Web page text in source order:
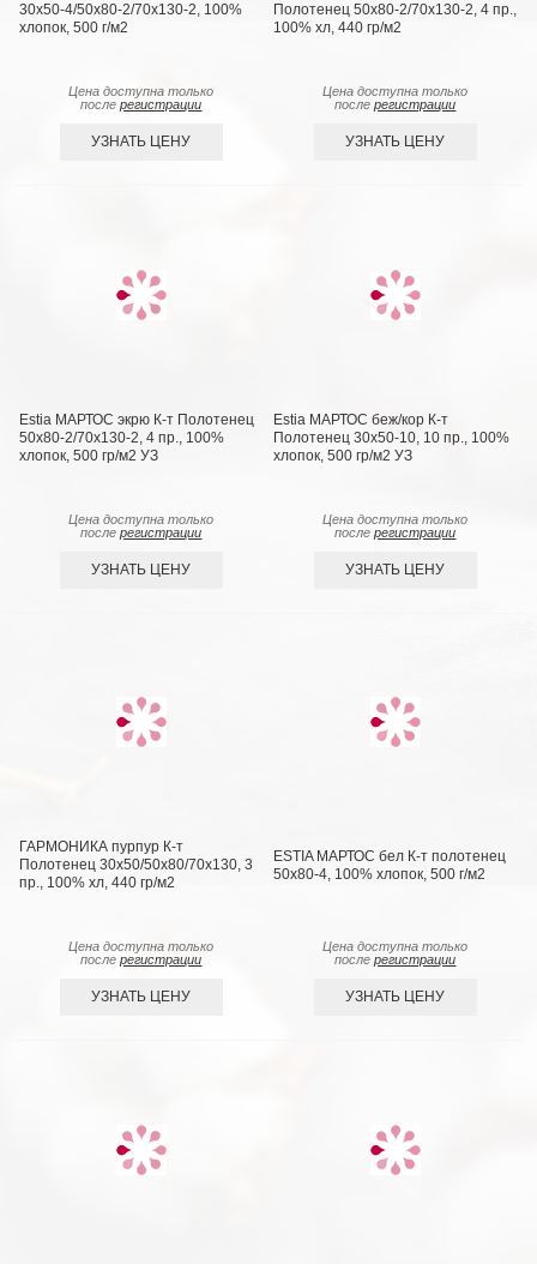
30х50-4/50х80-2/70х130-2, 100%
хлопок, 500 г/м2
Цена доступна только
послерегистрации
УЗНАТЬ ЦЕНУ
Полотенец 50х80-2/70х130-2, 4 пр.,
100% хл, 440 гр/м2
Цена доступна только
послерегистрации
УЗНАТЬ ЦЕНУ
Estia МАРТОС экрю К-т Полотенец
50х80-2/70х130-2, 4 пр., 100%
хлопок, 500 гр/м2 УЗ
Цена доступна только
послерегистрации
УЗНАТЬ ЦЕНУ
Estia МАРТОС беж/кор К-т
Полотенец 30х50-10, 10 пр., 100%
хлопок, 500 гр/м2 УЗ
Цена доступна только
послерегистрации
УЗНАТЬ ЦЕНУ
ГАРМОНИКА пурпур К-т
Полотенец 30х50/50х80/70х130, 3
пр., 100% хл, 440 гр/м2
Цена доступна только
послерегистрации
УЗНАТЬ ЦЕНУ
ESTIA МАРТОС бел К-т полотенец
50х80-4, 100% хлопок, 500 г/м2
Цена доступна только
послерегистрации
УЗНАТЬ ЦЕНУ